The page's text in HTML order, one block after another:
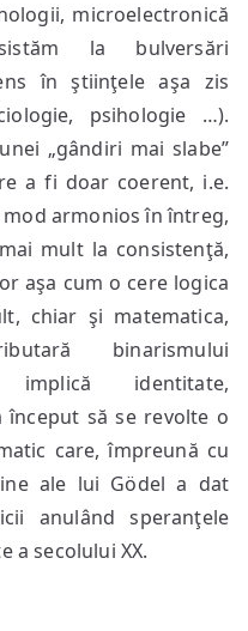
microelectronică
la bulversări
în ştiinţele aşa zis
psihologie …).
„gândiri mai slabe”
a fi doar coerent, i.e.
armonios în întreg,
mult la consistenţă,
aşa cum o cere logica
chiar şi matematica,
binarismului
implică identitate,
început să se revolte o
care, împreună cu
ale lui Gödel a dat
anulând speranţele
a secolului XX.